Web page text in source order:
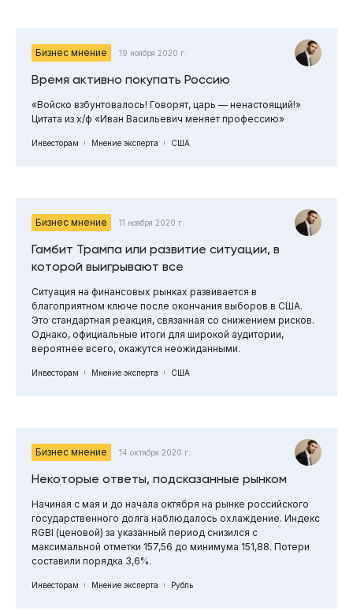
Бизнес мнение 19 ноября 2020 г.
Время активно покупать Россию
«Войско взбунтовалось! Говорят, царь — ненастоящий!»
Цитата из х/ф «Иван Васильевич меняет профессию»
Инвесторам Мнение эксперта США
Бизнес мнение 11 ноября 2020 г.
Гамбит Трампа или развитие ситуации, в
которой выигрывают все
Ситуация на финансовых рынках развивается в
благоприятном ключе после окончания выборов в США.
Это стандартная реакция, связанная со снижением рисков.
Однако, официальные итоги для широкой аудитории,
вероятнее всего, окажутся неожиданными.
Инвесторам Мнение эксперта США
Бизнес мнение 14 октября 2020 г.
Некоторые ответы, подсказанные рынком
Начиная с мая и до начала октября на рынке российского
государственного долга наблюдалось охлаждение. Индекс
RGBI (ценовой) за указанный период снизился с
максимальной отметки 157,56 до минимума 151,88. Потери
составили порядка 3,6%.
Инвесторам Мнение эксперта Рубль